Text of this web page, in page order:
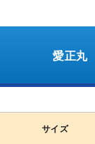
愛正丸
サイズ